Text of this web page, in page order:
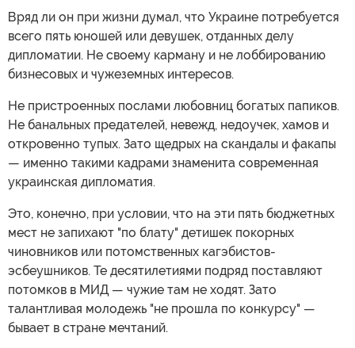
Вряд ли он при жизни думал, что Украине потребуется
всего пять юношей или девушек, отданных делу
дипломатии. Не своему карману и не лоббированию
бизнесовых и чужеземных интересов.
Не пристроенных послами любовниц богатых папиков.
Не банальных предателей, невежд, недоучек, хамов и
откровенно тупых. Зато щедрых на скандалы и факапы
— именно такими кадрами знаменита современная
украинская дипломатия.
Это, конечно, при условии, что на эти пять бюджетных
мест не запихают "по блату" детишек покорных
чиновников или потомственных кагэбистов-
эсбеушников. Те десятилетиями подряд поставляют
потомков в МИД — чужие там не ходят. Зато
талантливая молодежь "не прошла по конкурсу" —
бывает в стране мечтаний.